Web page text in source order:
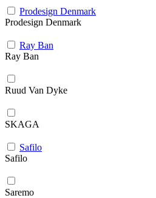
Prodesign Denmark
Prodesign Denmark
Ray Ban
Ray Ban
Ruud Van Dyke
SKAGA
Safilo
Safilo
Saremo